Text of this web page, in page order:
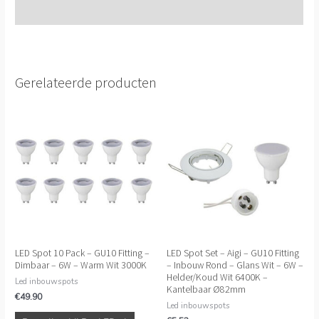
Gerelateerde producten
LED Spot 10 Pack – GU10 Fitting –
Dimbaar – 6W – Warm Wit 3000K
Led inbouwspots
€49.90
LED Spot Set – Aigi – GU10 Fitting
– Inbouw Rond – Glans Wit – 6W –
Helder/Koud Wit 6400K –
Kantelbaar Ø82mm
Led inbouwspots